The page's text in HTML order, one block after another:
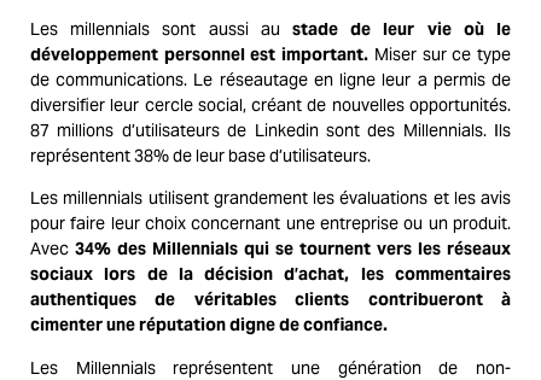
Les millennials sont aussi au stade de leur vie où le
développement personnel est important. Miser sur ce type
de communications. Le réseautage en ligne leur a permis de
diversifier leur cercle social, créant de nouvelles opportunités.
87 millions d’utilisateurs de Linkedin sont des Millennials. Ils
représentent 38% de leur base d’utilisateurs.
Les millennials utilisent grandement les évaluations et les avis
pour faire leur choix concernant une entreprise ou un produit.
Avec 34% des Millennials qui se tournent vers les réseaux
sociaux lors de la décision d’achat, les commentaires
authentiques de véritables clients contribueront à
cimenter une réputation digne de confiance.
Les Millennials représentent une génération de non-